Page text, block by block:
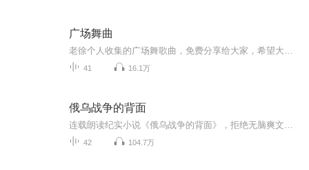
广场舞曲
41 16.1万
俄乌战争的背面
42 104.7万